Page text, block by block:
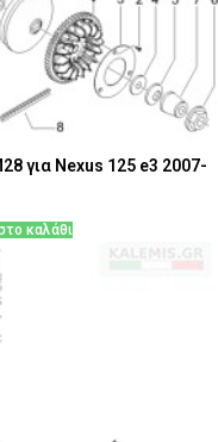
για Nexus 125 e3 2007-
καλάθι